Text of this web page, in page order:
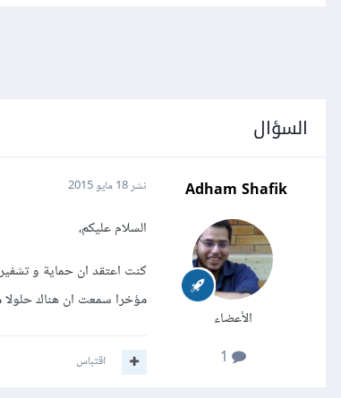
السؤال
Adham Shafik
الأعضاء
نشر18 مايو 2015
السلام عليكم،
مؤخرا سمعت ان هناك حلولا
اقتباس